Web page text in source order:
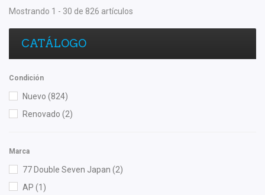
Mostrando 1 - 30 de 826 artículos
CATÁLOGO
Condición
Nuevo (824)
Renovado (2)
Marca
77 Double Seven Japan (2)
AP (1)